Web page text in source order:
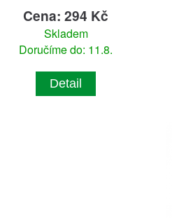
Cena: 294 Kč
Skladem
Doručíme do: 11.8.
Detail